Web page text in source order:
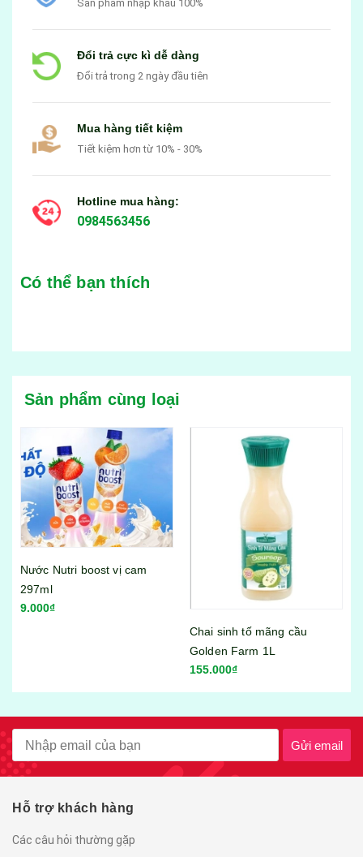
Sản phẩm nhập khẩu 100%
Đổi trả cực kì dễ dàng
Đổi trả trong 2 ngày đầu tiên
Mua hàng tiết kiệm
Tiết kiệm hơn từ 10% - 30%
Hotline mua hàng:
0984563456
Có thể bạn thích
Sản phẩm cùng loại
Chai sinh tố dâu Golden
Gửi email
Hỗ trợ khách hàng
Các câu hỏi thường gặp